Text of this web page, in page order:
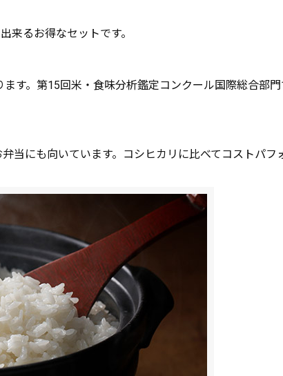
来るお得なセットです。
す。第15回米・食味分析鑑定コンクール国際総合部
当にも向いています。コシヒカリに比べてコストパフ